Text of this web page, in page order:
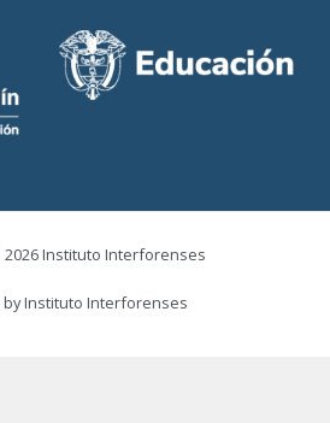
2026 Instituto Interforenses
by Instituto Interforenses